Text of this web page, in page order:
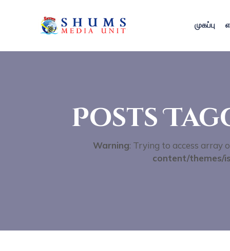
முகப்பு
Posts
Warning: Trying to access array
content/themes/